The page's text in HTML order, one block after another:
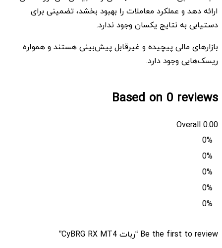
ارائه دهد و عملکرد معاملات را بهبود بخشد، تضمینی برای
دستیابی به نتایج یکسان وجود ندارد.
بازارهای مالی پیچیده و غیرقابل پیش‌بینی هستند و همواره
ریسک‌هایی وجود دارد.
Based on 0 reviews
0.00
Overall
0%
0%
0%
0%
0%
Be the first to review “ربات CyBRG RX MT4”